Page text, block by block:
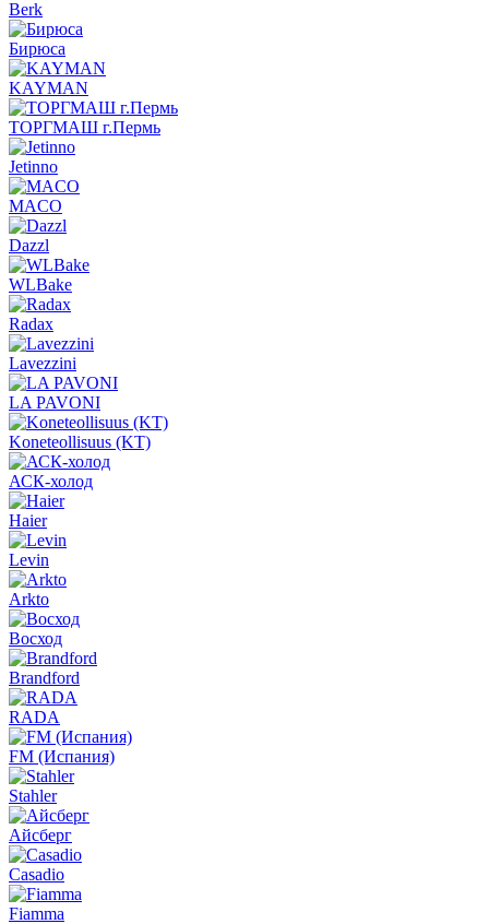
Berk
Бирюса
KAYMAN
ТОРГМАШ г.Пермь
Jetinno
MACO
Dazzl
WLBake
Radax
Lavezzini
LA PAVONI
Koneteollisuus (KT)
АСК-холод
Haier
Levin
Arkto
Восход
Brandford
RADA
FM (Испания)
Stahler
Айсберг
Casadio
Fiamma